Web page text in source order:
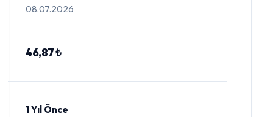
08.07.2026
46,87 ₺
1 Yıl Önce